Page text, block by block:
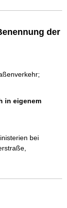
der
in eigenem
bei